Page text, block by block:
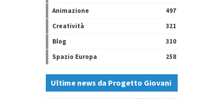
Animazione
497
Creatività
321
Blog
310
Spazio Europa
258
Ultime news da Progetto Giovani